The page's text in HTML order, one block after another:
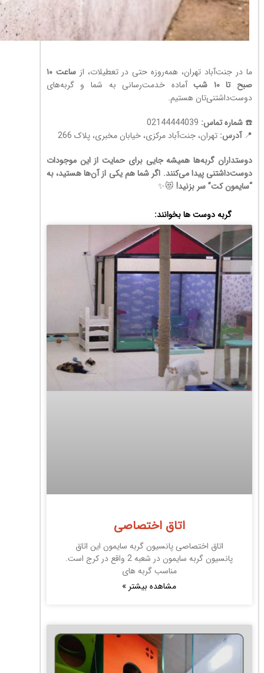
ما در جنت‌آباد تهران، همه‌روزه حتی در تعطیلات، از
ساعت ۱۰
صبح تا ۱۰ شب
آماده خدمت‌رسانی به شما و گربه‌های
دوست‌داشتنی‌تان هستیم.
☎️ شماره تماس:
📍آدرس: تهران، جنت‌آباد مرکزی، خیابان مخبری، پلاک 266
دوستداران گربه‌ها همیشه جایی برای حمایت از این موجودات
دوست‌داشتنی پیدا می‌کنند. اگر شما هم یکی از آن‌ها هستید، به
“سایمون کت” سر بزنید! 😻✨
گربه دوست ها بخوانند:
اتاق اختصاصی
اتاق اختصاصی پانسیون گربه سایمون این اتاق
پانسیون گربه سایمون در شعبه 2 واقع در کرج است.
مناسب گربه های
مشاهده بیشتر »